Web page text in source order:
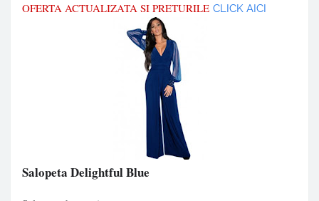
OFERTA ACTUALIZATA SI PRETURILE CLICK AICI
Salopeta Delightful Blue